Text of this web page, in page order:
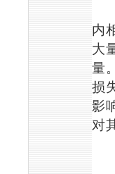
内
大
量
损
影
对